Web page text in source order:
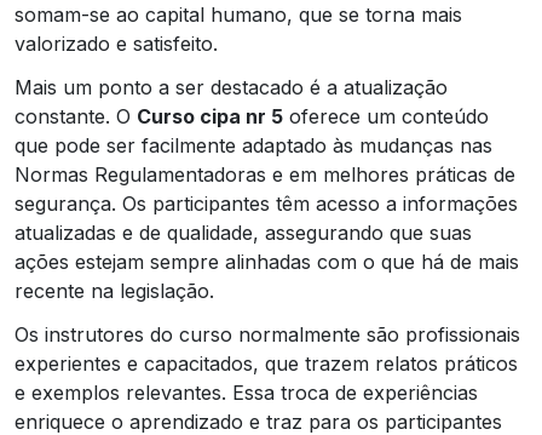
somam-se ao capital humano, que se torna mais
valorizado e satisfeito.
Mais um ponto a ser destacado é a atualização
constante. O Curso cipa nr 5 oferece um conteúdo
que pode ser facilmente adaptado às mudanças nas
Normas Regulamentadoras e em melhores práticas de
segurança. Os participantes têm acesso a informações
atualizadas e de qualidade, assegurando que suas
ações estejam sempre alinhadas com o que há de mais
recente na legislação.
Os instrutores do curso normalmente são profissionais
experientes e capacitados, que trazem relatos práticos
e exemplos relevantes. Essa troca de experiências
enriquece o aprendizado e traz para os participantes